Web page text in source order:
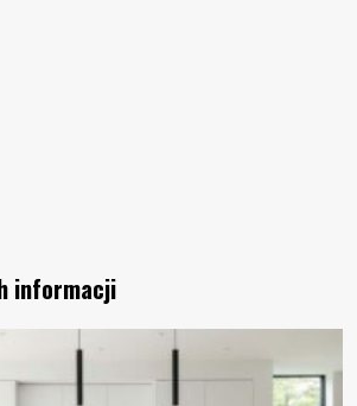
informacji